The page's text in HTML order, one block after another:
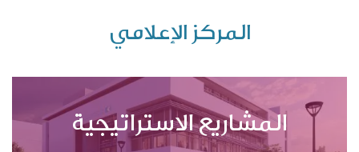
المركز الإعلامي
المشاريع الاستراتيجية